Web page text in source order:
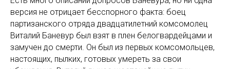
версия не отрицает бесспорного факта: боец
партизанского отряда двадцатилетний комсомолец
Виталий Баневур был взят в плен белогвардейцами и
замучен до смерти. Он был из первых комсомольцев,
настоящих, пылких, готовых умереть за свои